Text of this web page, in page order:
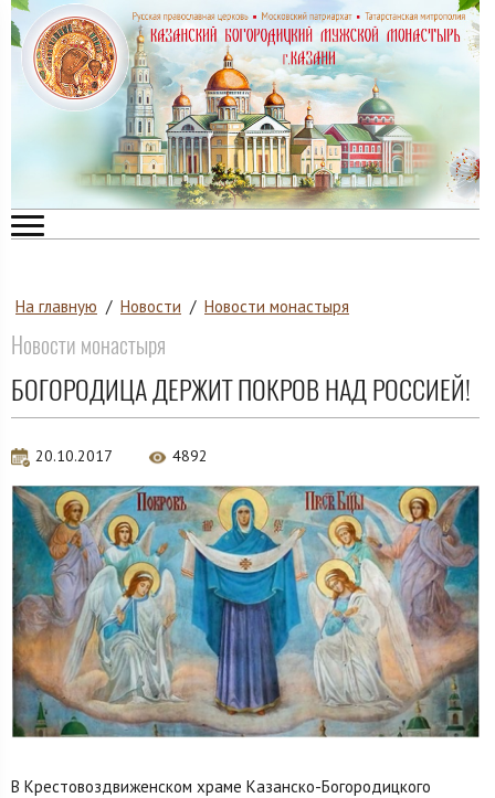
На главную / Новости / Новости монастыря
Новости монастыря
БОГОРОДИЦА ДЕРЖИТ ПОКРОВ НАД РОССИЕЙ!
20.10.2017 4892
В Крестовоздвиженском храме Казанско-Богородицкого